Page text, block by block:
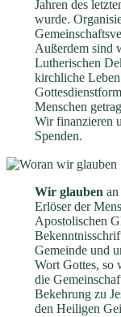
Jahren des
wurde.
Außerdem sind
Lutherischen
kirchliche
Menschen
Wir finanzieren
Spenden.
Wir glaubenan
Erlöser der
Apostolischen
Gemeinde und
Wort Gottes, so
die
Bekehrung zu
den Heiligen